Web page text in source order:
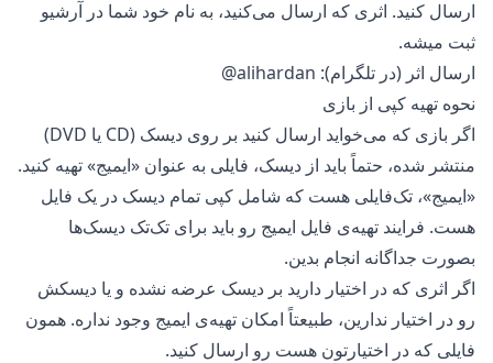
ارسال کنید. اثری که ارسال می‌کنید، به نام خود شما در آرشیو
ثبت میشه.
ارسال اثر (در تلگرام): @alihardan
نحوه تهیه کپی از بازی
اگر بازی که می‌خواید ارسال کنید بر روی دیسک (CD یا DVD)
منتشر شده، حتماً باید از دیسک، فایلی به عنوان «ایمیج» تهیه کنید.
«ایمیج»، تک‌فایلی هست که شامل کپی تمام دیسک در یک فایل
هست. فرایند تهیه‌ی فایل ایمیج رو باید برای تک‌تک دیسک‌ها
بصورت جداگانه انجام بدین.
اگر اثری که در اختیار دارید بر دیسک عرضه نشده و یا دیسکش
رو در اختیار ندارین، طبیعتاً امکان تهیه‌ی ایمیج وجود نداره. همون
فایلی که در اختیارتون هست رو ارسال کنید.